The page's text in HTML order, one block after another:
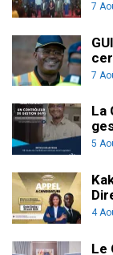
7
7
La
5
4
Le